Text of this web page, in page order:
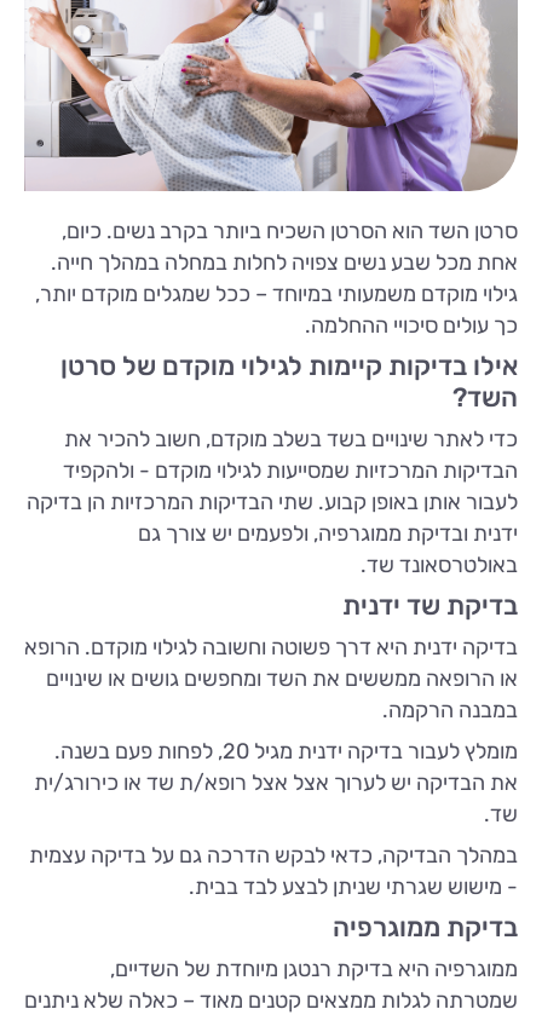
סרטן השד הוא הסרטן השכיח ביותר בקרב נשים. כיום,
אחת מכל שבע נשים צפויה לחלות במחלה במהלך חייה.
גילוי מוקדם משמעותי במיוחד – ככל שמגלים מוקדם יותר,
כך עולים סיכויי ההחלמה.
אילו בדיקות קיימות לגילוי מוקדם של סרטן
השד?
כדי לאתר שינויים בשד בשלב מוקדם, חשוב להכיר את
הבדיקות המרכזיות שמסייעות לגילוי מוקדם - ולהקפיד
לעבור אותן באופן קבוע. שתי הבדיקות המרכזיות הן בדיקה
ידנית ובדיקת ממוגרפיה, ולפעמים יש צורך גם
באולטרסאונד שד.
בדיקת שד ידנית
בדיקה ידנית היא דרך פשוטה וחשובה לגילוי מוקדם. הרופא
או הרופאה ממששים את השד ומחפשים גושים או שינויים
במבנה הרקמה.
מומלץ לעבור בדיקה ידנית מגיל 20, לפחות פעם בשנה.
את הבדיקה יש לערוך אצל אצל רופא/ת שד או כירורג/ית
שד.
במהלך הבדיקה, כדאי לבקש הדרכה גם על בדיקה עצמית
- מישוש שגרתי שניתן לבצע לבד בבית.
בדיקת ממוגרפיה
ממוגרפיה היא בדיקת רנטגן מיוחדת של השדיים,
שמטרתה לגלות ממצאים קטנים מאוד – כאלה שלא ניתנים